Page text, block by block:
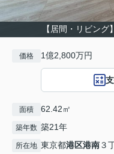
【居間・リビン
価格 1億2,800万円
面積 62.42㎡
築年数 築21年
所在地 東京都港区港南３